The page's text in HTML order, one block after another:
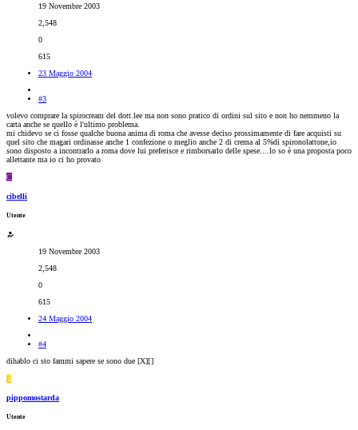
19 Novembre 2003
2,548
0
615
23 Maggio 2004
#3
volevo comprare la spirocream del dott.lee ma non sono pratico di ordini sul sito e non ho nemmeno la
carta anche se quello è l'ultimo problema.
mi chidevo se ci fosse qualche buona anima di roma che avesse deciso prossimamente di fare acquisti su
quel sito che magari ordinasse anche 1 confezione o meglio anche 2 di crema al 5%di spironolattone,io
sono disposto a incontrarlo a roma dove lui preferisce e rimborsarlo delle spese....lo so è una proposta poco
allettante ma io ci ho provato
C
cibelli
Utente
19 Novembre 2003
2,548
0
615
24 Maggio 2004
#4
dihablo ci sto fammi sapere se sono due [X][]
P
pippomostarda
Utente